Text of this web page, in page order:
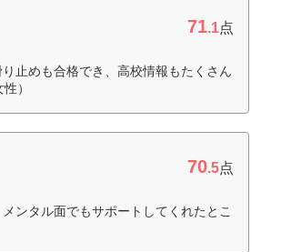
71.1点
止めも合格でき、高校情報もたくさん
）
70.5点
ンタル面でもサポートしてくれたとこ